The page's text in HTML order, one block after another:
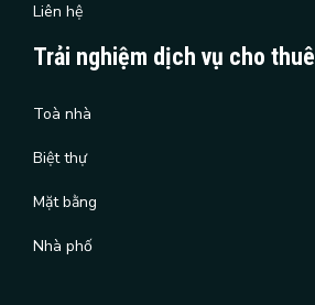
Liên hệ
Trải nghiệm dịch vụ cho thuê
Toà nhà
Biệt thự
Mặt bằng
Nhà phố